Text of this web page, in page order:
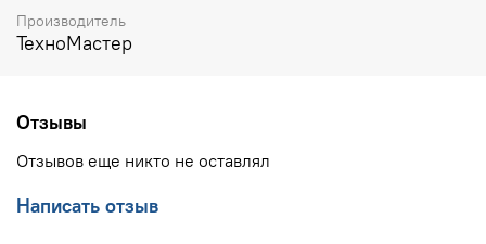
Производитель
ТехноМастер
Отзывы
Отзывов еще никто не оставлял
Написать отзыв